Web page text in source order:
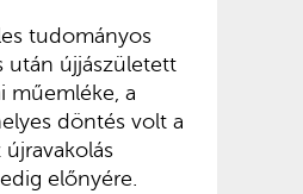
tudományos
után újjászületett
műemléke, a
döntés volt a
előnyére.